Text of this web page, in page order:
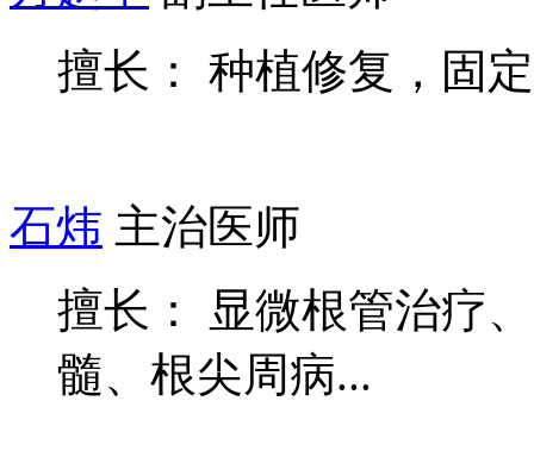
擅长： 种植修复，固
石炜 主治医师
擅长： 显微根管治疗
髓、根尖周病...